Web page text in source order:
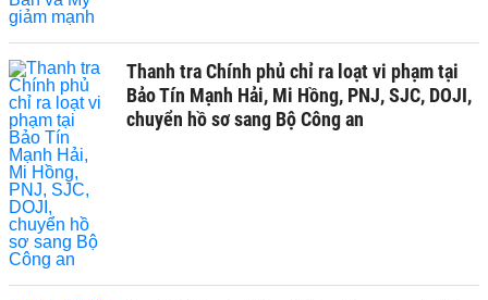
Thanh tra Chính phủ chỉ ra loạt vi phạm tại
Bảo Tín Mạnh Hải, Mi Hồng, PNJ, SJC, DOJI,
chuyển hồ sơ sang Bộ Công an